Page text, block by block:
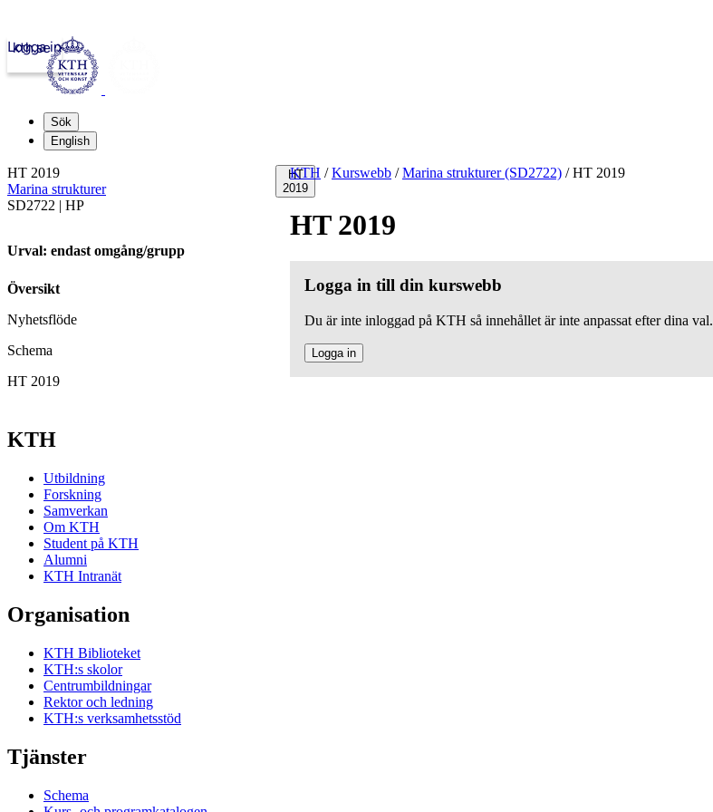
kth.se
Logga in
Sök
English
HT
2019
KTH / Kurswebb / Marina strukturer (SD2722) /HT 2019
HT 2019
Logga in till din kurswebb
Du är inte inloggad på KTH så innehållet är inte anpassat efter dina val.
Logga in
HT 2019
Marina strukturer
SD2722 | HP
Urval: endast omgång/grupp
Översikt
Nyhetsflöde
Schema
HT 2019
KTH
Utbildning
Forskning
Samverkan
Om KTH
Student på KTH
Alumni
KTH Intranät
Organisation
KTH Biblioteket
KTH:s skolor
Centrumbildningar
Rektor och ledning
KTH:s verksamhetsstöd
Tjänster
Schema